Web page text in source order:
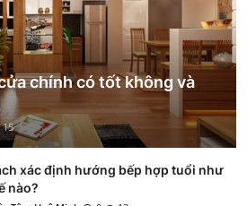
chính có tốt không và
15
xác định hướng bếp hợp tuổi như
nào?